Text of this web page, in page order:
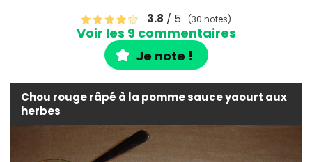
3.8 / 5 (30 notes)
Voir les 9 commentaires
Je note !
Chou rouge râpé à la pomme sauce yaourt aux
herbes